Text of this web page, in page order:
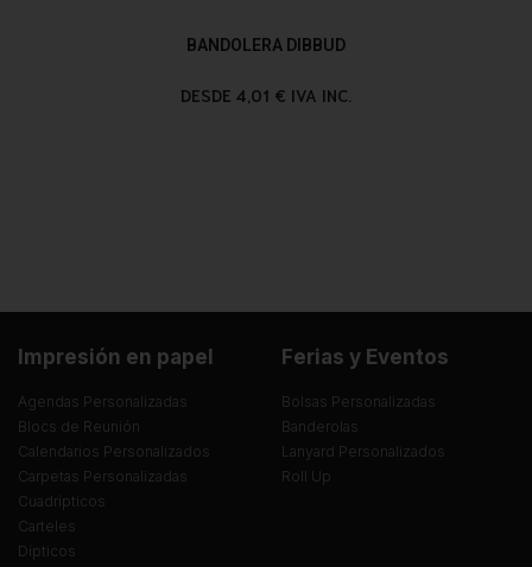
BANDOLERA DIBBUD
DESDE 4,01 € IVA INC.
Impresión en papel
Agendas Personalizadas
Blocs de Reunión
Calendarios Personalizados
Carpetas Personalizadas
Cuadrípticos
Carteles
Dípticos
Ferias y Eventos
Bolsas Personalizadas
Banderolas
Lanyard Personalizados
Roll Up